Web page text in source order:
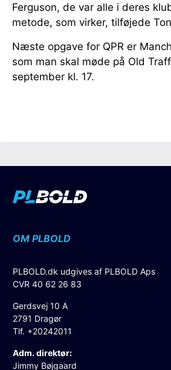
Ferguson, de var alle i deres
metode, som virker, tilføjede
Næste opgave for QPR er
som man skal møde på Old
september kl. 17.
OM PLBOLD
PLBOLD.dk udgives af PLBOLD Aps
CVR 40 62 26 83
Gerdsvej 10 A
2791 Dragør
Tlf. +20242011
Adm. direktør:
Jimmy Bøjgaard